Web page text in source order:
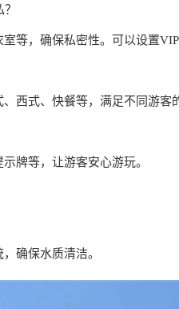
等，确保私密性。可以设置
西式、快餐等，满足不同游客
牌等，让游客安心游玩。
确保水质清洁。